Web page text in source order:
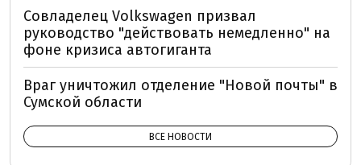
Совладелец Volkswagen призвал
руководство "действовать немедленно" на
фоне кризиса автогиганта
Враг уничтожил отделение "Новой почты" в
Сумской области
ВСЕ НОВОСТИ